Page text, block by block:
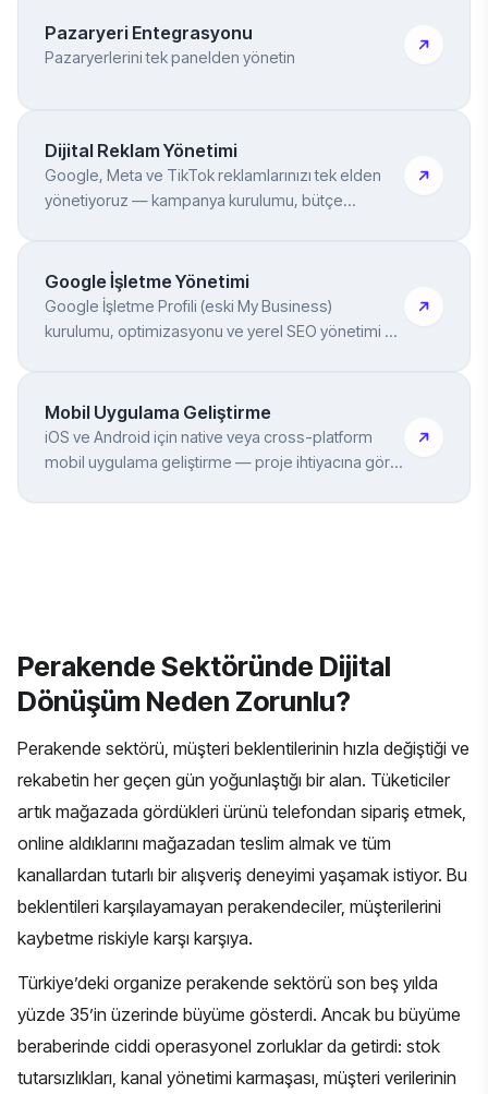
Pazaryeri Entegrasyonu
Pazaryerlerini tek panelden yönetin
Dijital Reklam Yönetimi
Google, Meta ve TikTok reklamlarınızı tek elden
yönetiyoruz — kampanya kurulumu, bütçe
Google İşletme Yönetimi
Google İşletme Profili (eski My Business)
kurulumu, optimizasyonu ve yerel SEO yönetimi —
Mobil Uygulama Geliştirme
iOS ve Android için native veya cross-platform
mobil uygulama geliştirme — proje ihtiyacına göre
Perakende Sektöründe Dijital
Dönüşüm Neden Zorunlu?
Perakende sektörü, müşteri beklentilerinin hızla değiştiği ve
rekabetin her geçen gün yoğunlaştığı bir alan. Tüketiciler
artık mağazada gördükleri ürünü telefondan sipariş etmek,
online aldıklarını mağazadan teslim almak ve tüm
kanallardan tutarlı bir alışveriş deneyimi yaşamak istiyor. Bu
beklentileri karşılayamayan perakendeciler, müşterilerini
kaybetme riskiyle karşı karşıya.
Türkiye’deki organize perakende sektörü son beş yılda
yüzde 35’in üzerinde büyüme gösterdi. Ancak bu büyüme
beraberinde ciddi operasyonel zorluklar da getirdi: stok
tutarsızlıkları, kanal yönetimi karmaşası, müşteri verilerinin